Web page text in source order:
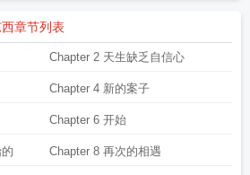
章节列表
Chapter 2 天生缺乏自信心
Chapter 4 新的案子
Chapter 6 开始
Chapter 8 再次的相遇